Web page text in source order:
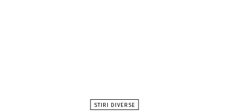
STIRI DIVERSE